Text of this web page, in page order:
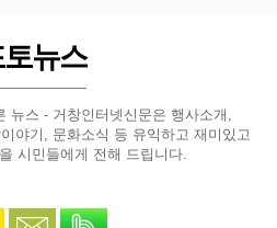
뉴스
뉴스 - 거창인터넷신문은 행사소개,
야기, 문화소식 등 유익하고 재미있고
시민들에게 전해 드립니다.
스토리로 공유
카카오톡으로 공유
문자로 공유